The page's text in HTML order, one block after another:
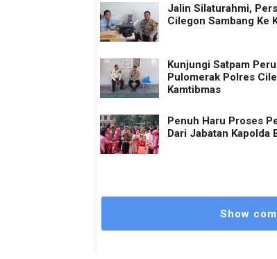
Jalin Silaturahmi,
Cilegon Sambang Ke
Kunjungi Satpam
Pulomerak Polres
Kamtibmas
Penuh Haru Proses
Dari Jabatan Kapolda
Show